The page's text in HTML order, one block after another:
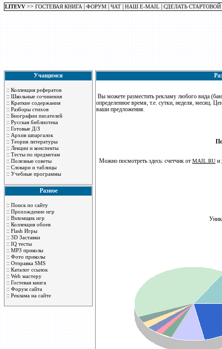
LITEVV >> ГОСТЕВАЯ КНИГА ФОРУМ ЧАТ НАШ E-MAIL СДЕЛАТЬ СТАРТОВОЙ
Учащимся
:: Коллекция рефератов
:: Школьные сочинения
:: Краткие содержания
:: Разборы стихов
:: Биографии писателей
:: Русская библиотека
:: Готовые Д/З
:: Архив шпаргалок
:: Теория литературы
:: Лекции и конспекты
:: Тесты по предметам
:: Полезные советы
:: Словари и таблицы
:: Учебные программы
Разное
:: Поиск по сайту
:: Прохождение игр
:: Взломщик игр
:: Коллекция обоев
:: Flash Игры
:: 3D Заставки
:: IQ тесты
:: MP3 приколы
:: Фото приколы
:: Отправка SMS
:: Каталог ссылок
:: Web мастеру
:: Гостевая книга
:: Форум сайта
:: Реклама на сайте
Вы можете разместить рекламу любого вида
определенное время, т.е. сутки, неделя, месяц.
ваши предложения.
Можно посмотреть здесь: счетчик от MAIL.RU и